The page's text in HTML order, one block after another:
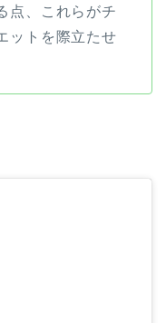
点、これらがチ
ットを際立たせ